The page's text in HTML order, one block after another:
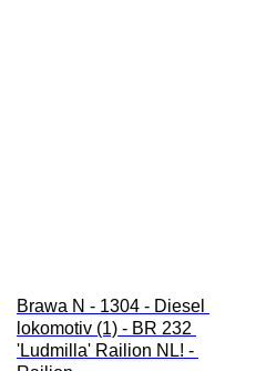
Brawa N - 1304 - Diesel
lokomotiv (1) - BR 232
'Ludmilla' Railion NL! -